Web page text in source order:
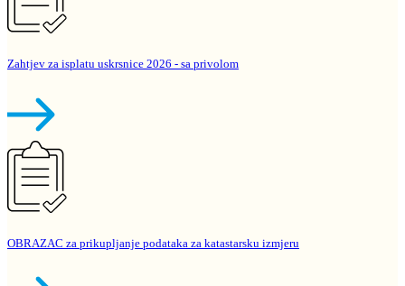
Zahtjev za isplatu uskrsnice 2026 - sa privolom
OBRAZAC za prikupljanje podataka za katastarsku izmjeru